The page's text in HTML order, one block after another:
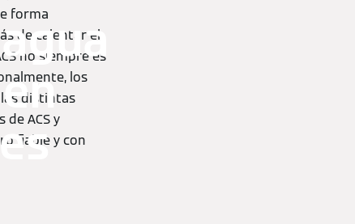
forma
de calentar el
no siempre es
los
distintas
ACS y
fiable y con